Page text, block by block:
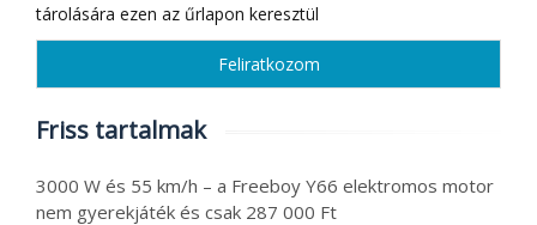
tárolására ezen az űrlapon keresztül
Friss tartalmak
3000 W és 55 km/h – a Freeboy Y66 elektromos motor
nem gyerekjáték és csak 287 000 Ft